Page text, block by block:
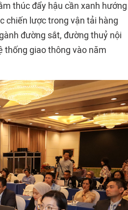
thúc đẩy hậu cần xanh hướng
chiến lược trong vận tải hàng
đường sắt, đường thuỷ nội
thống giao thông vào năm